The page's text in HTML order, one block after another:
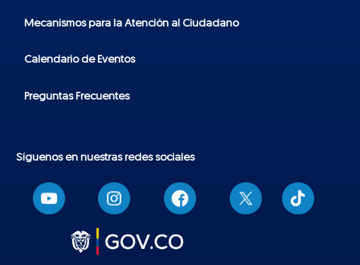
Mecanismos para la Atención al Ciudadano
Calendario de Eventos
Preguntas Frecuentes
Síguenos en nuestras redes sociales
T
i
k